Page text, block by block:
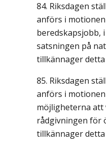
Riksdagen
anförs i
beredskapsjobb,
satsningen på
tillkännager
Riksdagen
anförs i
möjligheterna att
rådgivningen för
tillkännager